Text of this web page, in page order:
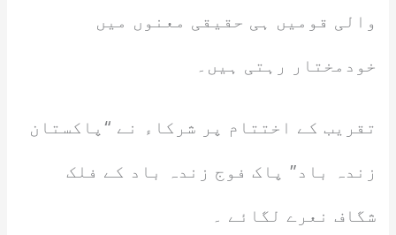
والی قومیں ہی حقیقی معنوں میں
خودمختار رہتی ہیں۔
تقریب کے اختتام پر شرکاء نے “پاکستان
زندہ باد” پاک فوج زندہ باد کے فلک
شگاف نعرے لگائے ۔